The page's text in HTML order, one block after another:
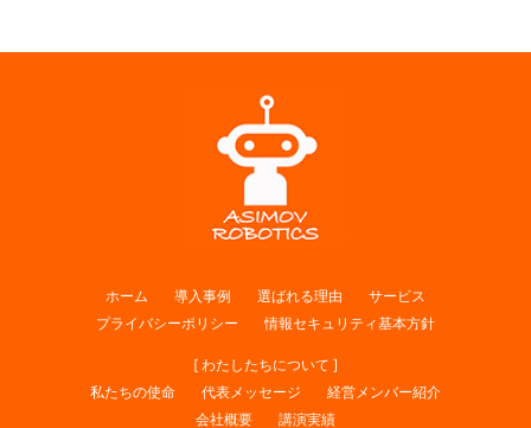
ホーム 導入事例 選ばれる理由
サービス
プライバシーポリシー
情報セキュリティ基本方針
[ わたしたちについて ]
私たちの使命
代表メッセージ
経営メンバー紹介
会社概要
講演実績